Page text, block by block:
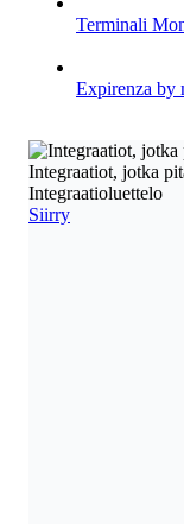
Terminali
Expirenza by
Integraatiot, jotka
Integraatioluettelo
Siirry